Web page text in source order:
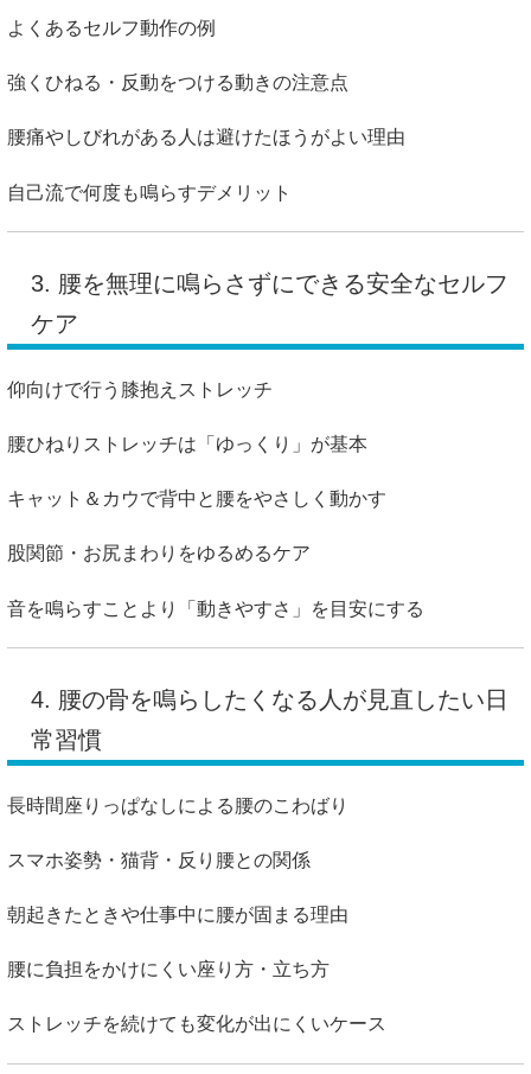
よくあるセルフ動作の例
強くひねる・反動をつける動きの注意点
腰痛やしびれがある人は避けたほうがよい理由
自己流で何度も鳴らすデメリット
3. 腰を無理に鳴らさずにできる安全なセルフ
ケア
仰向けで行う膝抱えストレッチ
腰ひねりストレッチは「ゆっくり」が基本
キャット＆カウで背中と腰をやさしく動かす
股関節・お尻まわりをゆるめるケア
音を鳴らすことより「動きやすさ」を目安にする
4. 腰の骨を鳴らしたくなる人が見直したい日
常習慣
長時間座りっぱなしによる腰のこわばり
スマホ姿勢・猫背・反り腰との関係
朝起きたときや仕事中に腰が固まる理由
腰に負担をかけにくい座り方・立ち方
ストレッチを続けても変化が出にくいケース